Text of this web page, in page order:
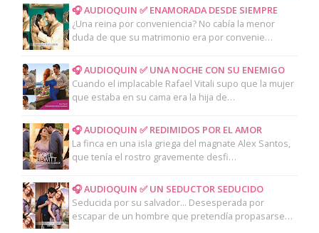
🎧 AUDIOQUIN ✅ ENAMORADA DESDE SIEMPRE
¿Una reina por conveniencia? No cabía la menor
duda de que su matrimonio era por convenie…
🎧 AUDIOQUIN ✅ UNA NOCHE CON SU ENEMIGO
Cuando el implacable Rafael Vitali supo que la mujer
que estaba en su cama era la hija de…
🎧 AUDIOQUIN ✅ REDIMIDOS POR EL AMOR
La finca en una isla griega del magnate Alex Santos,
que tenía el rostro gravemente desfi…
🎧 AUDIOQUIN ✅ UN SEDUCTOR SEDUCIDO
Seducida por su salvador... Desesperada por
escapar de un hombre que pretendía propasarse…